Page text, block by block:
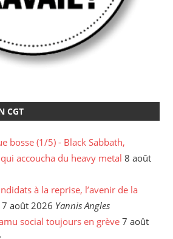
CGT
bosse (1/5) - Black Sabbath,
accoucha du heavy metal 8 août
à la reprise, l’avenir de la
7 août 2026 Yannis Angles
social toujours en grève 7 août